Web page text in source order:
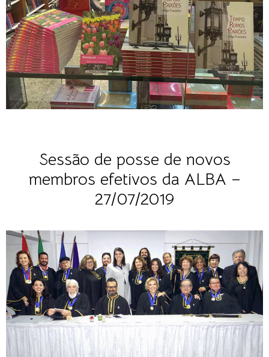
Sessão de posse de novos
membros efetivos da ALBA –
27/07/2019